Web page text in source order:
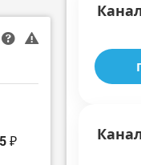
₽